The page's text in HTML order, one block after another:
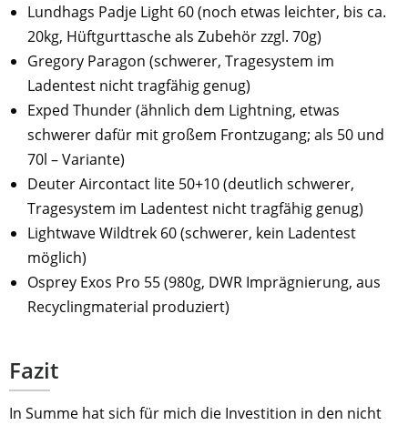
Lundhags Padje Light 60 (noch etwas leichter, bis ca.
20kg, Hüftgurttasche als Zubehör zzgl. 70g)
Gregory Paragon (schwerer, Tragesystem im
Ladentest nicht tragfähig genug)
Exped Thunder (ähnlich dem Lightning, etwas
schwerer dafür mit großem Frontzugang; als 50 und
70l – Variante)
Deuter Aircontact lite 50+10 (deutlich schwerer,
Tragesystem im Ladentest nicht tragfähig genug)
Lightwave Wildtrek 60 (schwerer, kein Ladentest
möglich)
Osprey Exos Pro 55 (980g, DWR Imprägnierung, aus
Recyclingmaterial produziert)
Fazit
In Summe hat sich für mich die Investition in den nicht